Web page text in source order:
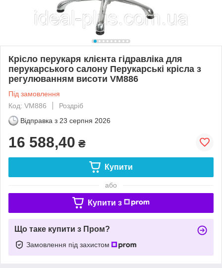
Крісло перукаря клієнта гідравліка для
перукарського салону Перукарські крісла з
регулюванням висоти VM886
Під замовлення
Код: VM886
Роздріб
Відправка з 23 серпня 2026
16 588,40 ₴
Купити
або
Купити з
Що таке купити з Пром?
Замовлення під захистом